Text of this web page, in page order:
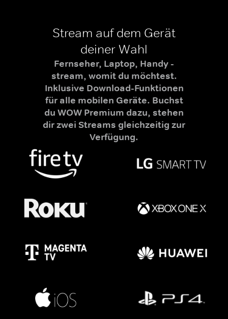
Stream auf dem Gerät
deiner Wahl
Fernseher, Laptop, Handy -
stream, womit du möchtest.
Inklusive Download-Funktionen
für alle mobilen Geräte. Buchst
du WOW Premium dazu, stehen
dir zwei Streams gleichzeitig zur
Verfügung.